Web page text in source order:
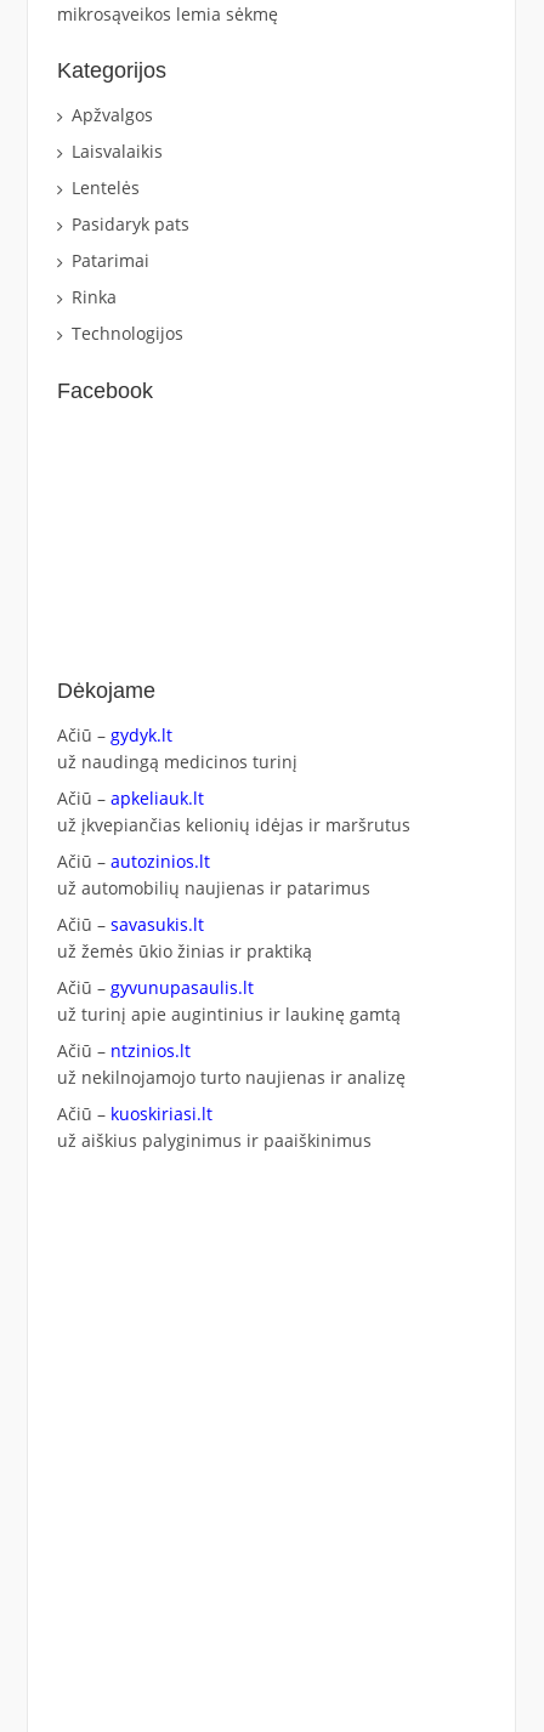
mikrosąveikos lemia sėkmę
Kategorijos
Apžvalgos
Laisvalaikis
Lentelės
Pasidaryk pats
Patarimai
Rinka
Technologijos
Facebook
Dėkojame
Ačiū – gydyk.lt
už naudingą medicinos turinį
Ačiū – apkeliauk.lt
už įkvepiančias kelionių idėjas ir maršrutus
Ačiū – autozinios.lt
už automobilių naujienas ir patarimus
Ačiū – savasukis.lt
už žemės ūkio žinias ir praktiką
Ačiū – gyvunupasaulis.lt
už turinį apie augintinius ir laukinę gamtą
Ačiū – ntzinios.lt
už nekilnojamojo turto naujienas ir analizę
Ačiū – kuoskiriasi.lt
už aiškius palyginimus ir paaiškinimus